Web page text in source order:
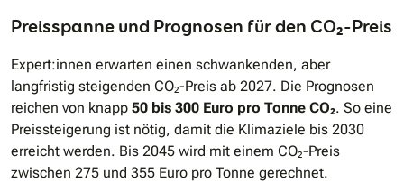
Preisspanne und Prognosen für den CO₂-Preis
Expert:innen erwarten einen schwankenden, aber
langfristig steigenden CO₂-Preis ab 2027. Die Prognosen
reichen von knapp 50 bis 300 Euro pro Tonne CO₂. So eine
Preissteigerung ist nötig, damit die Klimaziele bis 2030
erreicht werden. Bis 2045 wird mit einem CO₂-Preis
zwischen 275 und 355 Euro pro Tonne gerechnet.